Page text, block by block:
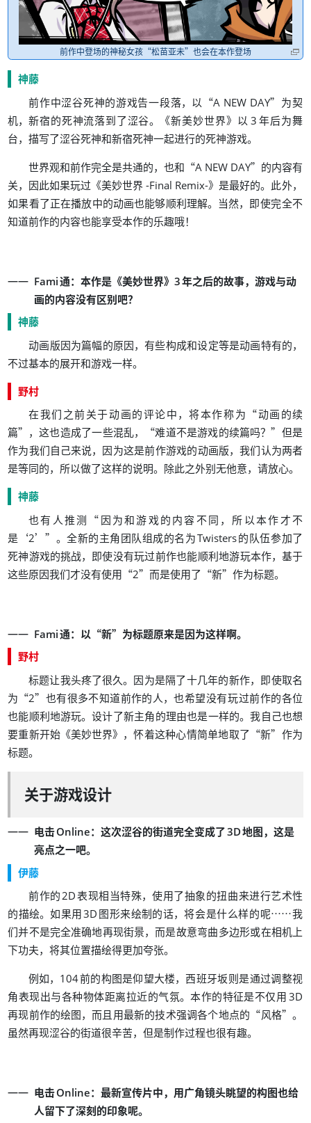
前作中登场的神秘女孩 “松苗亚未” 也会在本作登场
神藤
前作中涩谷死神的游戏告一段落， 以 “A NEW DAY” 为契
机，新宿的死神流落到了涩谷。 《新美妙世界》 以 3 年后为舞
台，描写了涩谷死神和新宿死神一起进行的死神游戏。
世界观和前作完全是共通的，也和 “A NEW DAY” 的内容有
关， 因此如果玩过 《美妙世界 -Final Remix-》是最好的。 此外，
如果看了正在播放中的动画也能够顺利理解。 当然， 即使完全不
知道前作的内容也能享受本作的乐趣哦！
Fami通： 本作是《美妙世界》 3年之后的故事， 游戏与动
画的内容没有区别吧？
神藤
动画版因为篇幅的原因，有些构成和设定等是动画特有的，
不过基本的展开和游戏一样。
野村
在我们之前关于动画的评论中 ，将本作称为 “动画的续
篇” ，这也造成了一些混乱， “难道不是游戏的续篇吗？” 但是
作为我们自己来说， 因为这是前作游戏的动画版，我们认为两者
是等同的， 所以做了这样的说明。 除此之外别无他意，请放心。
神藤
也有人推测 “ 因为和游戏的内容不同 ， 所以本作才不
是 ‘2’” 。全新的主角团队组成的名为Twisters的队伍参加了
死神游戏的挑战， 即使没有玩过前作也能顺利地游玩本作，基于
这些原因我们才没有使用 “2”而是使用了 “新”作为标题。
Fami通： 以 “新” 为标题原来是因为这样啊。
野村
标题让我头疼了很久。 因为是隔了十几年的新作， 即使取名
为 “2” 也有很多不知道前作的人 ，也希望没有玩过前作的各位
也能顺利地游玩。设计了新主角的理由也是一样的。我自己也想
要重新开始 《美妙世界》 ，怀着这种心情简单地取了 “新” 作为
标题。
关于游戏设计
电击Online： 这次涩谷的街道完全变成了3D地图， 这是
亮点之一吧。
伊藤
前作的2D表现相当特殊，使用了抽象的扭曲来进行艺术性
的描绘。如果用3D 图形来绘制的话，将会是什么样的呢……我
们并不是完全准确地再现街景，而是故意弯曲多边形或在相机上
下功夫，将其位置描绘得更加夸张。
例如， 104前的构图是仰望大楼，西班牙坂则是通过调整视
角表现出与各种物体距离拉近的气氛。本作的特征是不仅用 3D
再现前作的绘图，而且用最新的技术强调各个地点的 “风格”。
虽然再现涩谷的街道很辛苦，但是制作过程也很有趣。
电击Online： 最新宣传片中， 用广角镜头眺望的构图也给
人留下了深刻的印象呢。